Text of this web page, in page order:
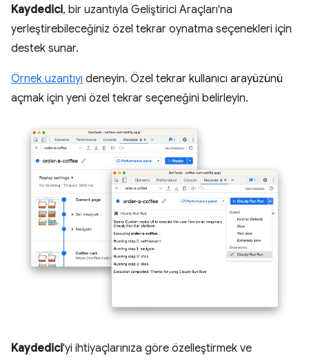
Kaydedici, bir uzantıyla Geliştirici Araçları'na
yerleştirebileceğiniz özel tekrar oynatma seçenekleri için
destek sunar.
Örnek uzantıyı deneyin. Özel tekrar kullanıcı arayüzünü
açmak için yeni özel tekrar seçeneğini belirleyin.
Kaydedici'yi ihtiyaçlarınıza göre özelleştirmek ve